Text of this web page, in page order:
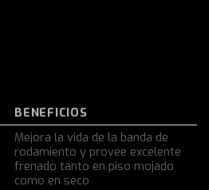
BENEFICIOS
Mejora la vida de la banda de
rodamiento y provee excelente
frenado tanto en piso mojado
como en seco